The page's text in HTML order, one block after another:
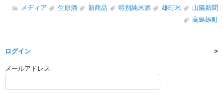
メディア 生原酒 新商品 特別純米酒 雄町米
山陽新聞
高島雄町
ログイン
メールアドレス